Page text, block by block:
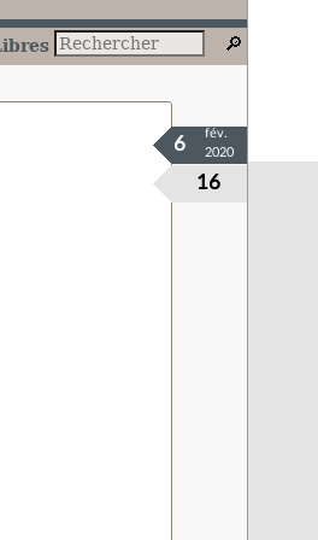
16
6
fév.
2020